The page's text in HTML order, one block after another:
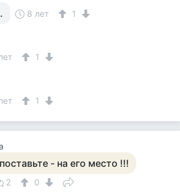
8 лет 1
1
1
- на его место !!!
2
0